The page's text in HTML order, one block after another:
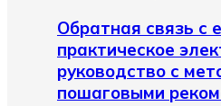
Обратная связь с
практическое
руководство с
пошаговыми